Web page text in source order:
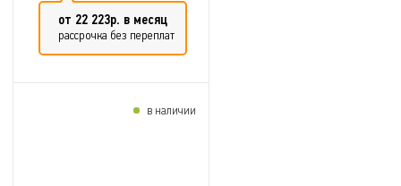
от 22 223р. в месяц
рассрочка без переплат
в наличии